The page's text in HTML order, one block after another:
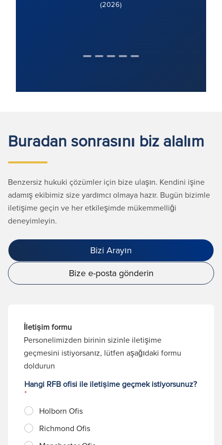
(2026)
Buradan sonrasını biz alalım
Benzersiz hukuki çözümler için bize ulaşın. Kendini işine
adamış ekibimiz size yardımcı olmaya hazır. Bugün bizimle
iletişime geçin ve her etkileşimde mükemmelliği
deneyimleyin.
Bizi Arayın
Bize e-posta gönderin
İletişim formu
Personelimizden birinin sizinle iletişime
geçmesini istiyorsanız, lütfen aşağıdaki formu
doldurun
Hangi RFB ofisi ile iletişime geçmek istiyorsunuz?
*
Holborn Ofis
Richmond Ofis